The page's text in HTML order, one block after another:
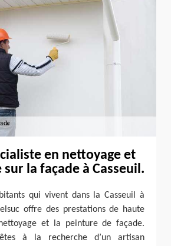
en nettoyage et
la façade à Casseuil.
qui vivent dans la Casseuil à
offre des prestations de haute
et la peinture de façade.
à la recherche d’un artisan